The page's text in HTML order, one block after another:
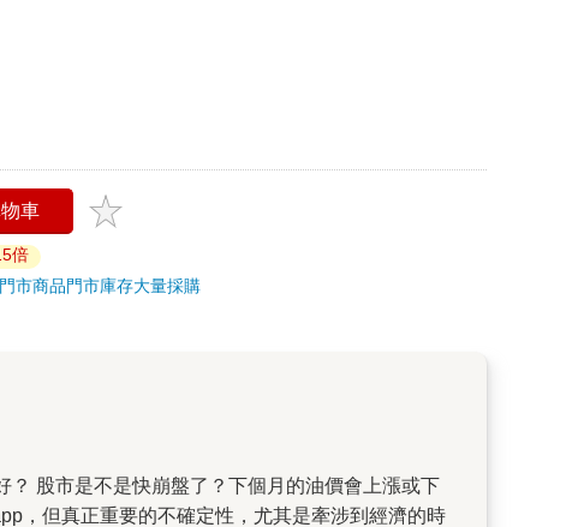
車
倍
市商品門市庫存大量採購
，但真正重要的不確定性，尤其是牽涉到經濟的時